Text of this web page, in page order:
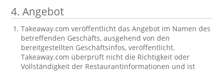
4. Angebot
Takeaway.com veröffentlicht das Angebot im Namen des
betreffenden Geschäfts, ausgehend von den
bereitgestellten Geschäftsinfos, veröffentlicht.
Takeaway.com überprüft nicht die Richtigkeit oder
Vollständigkeit der Restaurantinformationen und ist